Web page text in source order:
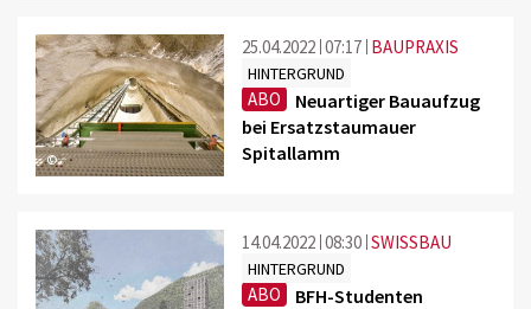
©
25.04.2022 07:17 BAUPRAXIS
HINTERGRUND
ABO
Neuartiger Bauaufzug
bei Ersatzstaumauer
Spitallamm
14.04.2022 08:30 SWISSBAU
HINTERGRUND
ABO
BFH-Studenten